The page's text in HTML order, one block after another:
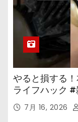
やると損する
ライフハック
7月 16, 2026